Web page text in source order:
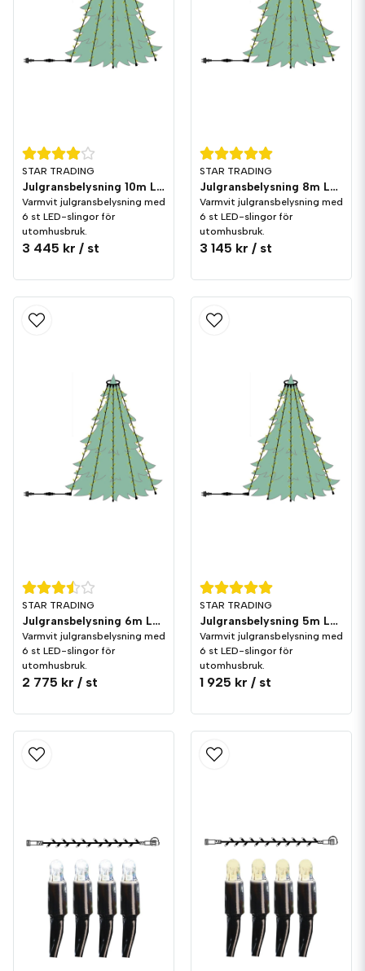
STAR TRADING
Julgransbelysning 10m LED utomhus Varmvit
Varmvit julgransbelysning med
6 st LED-slingor för
utomhusbruk.
3 445 kr / st
STAR TRADING
Julgransbelysning 8m LED utomhus Varmvit
Varmvit julgransbelysning med
6 st LED-slingor för
utomhusbruk.
3 145 kr / st
STAR TRADING
Julgransbelysning 6m LED utomhus Varmvit
Varmvit julgransbelysning med
6 st LED-slingor för
utomhusbruk.
2 775 kr / st
STAR TRADING
Julgransbelysning 5m LED utomhus Varmvit
Varmvit julgransbelysning med
6 st LED-slingor för
utomhusbruk.
1 925 kr / st